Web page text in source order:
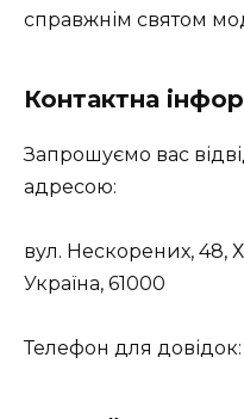
справжнім святом
Контактна
Запрошуємо вас
адресою:
вул. Нескорених, 48,
Україна, 61000
Телефон для